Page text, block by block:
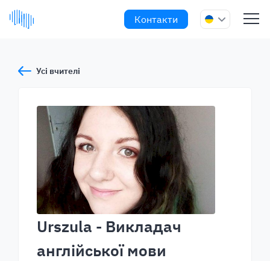
Контакти
Усі вчителі
Urszula - Викладач
англійської мови